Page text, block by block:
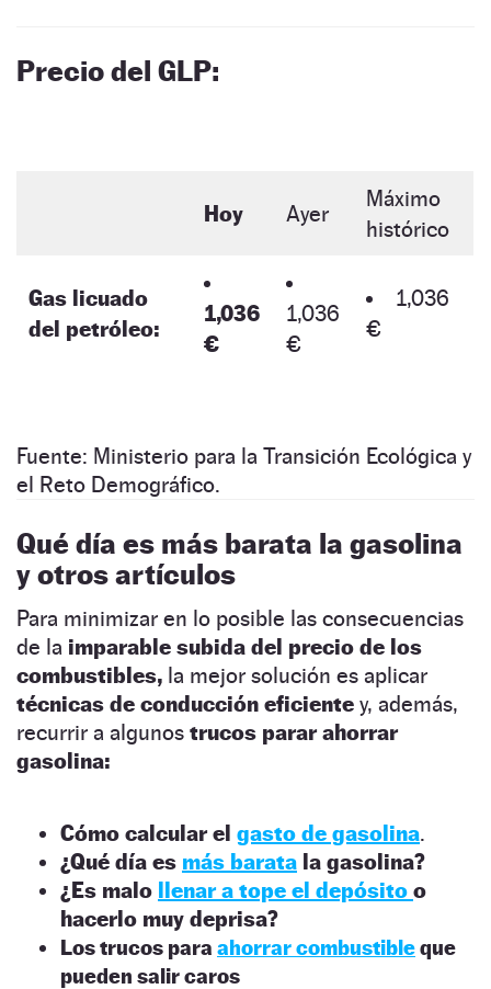
Precio del GLP:
Hoy Ayer
Máximo
histórico
Gas licuado
del petróleo:
1,036
€
1,036
€
1,036
€
Fuente: Ministerio para la Transición Ecológica y
el Reto Demográfico.
Qué día es más barata la gasolina
y otros artículos
Para minimizar en lo posible las consecuencias
de la imparable subida del precio de los
combustibles, la mejor solución es aplicar
técnicas de conducción eficiente y, además,
recurrir a algunos trucos parar ahorrar
gasolina:
Cómo calcular el gasto de gasolina.
¿Qué día es más barata la gasolina?
¿Es malo llenar a tope el depósito o
hacerlo muy deprisa?
Los trucos para ahorrar combustibleque
pueden salir caros